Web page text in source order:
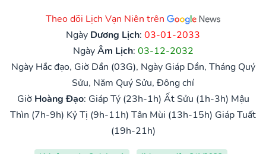
Theo dõi Lịch Vạn Niên trên
Ngày Dương Lịch: 03-01-2033
NgàyÂm Lịch: 03-12-2032
Ngày Hắc đạo, Giờ Dần (03G), Ngày Giáp Dần, Tháng Quý
Sửu, Năm Quý Sửu, Đông chí
Giờ Hoàng Đạo: Giáp Tý (23h-1h) Ất Sửu (1h-3h) Mậu
Thìn (7h-9h) Kỷ Tị (9h-11h) Tân Mùi (13h-15h) Giáp Tuất
(19h-21h)